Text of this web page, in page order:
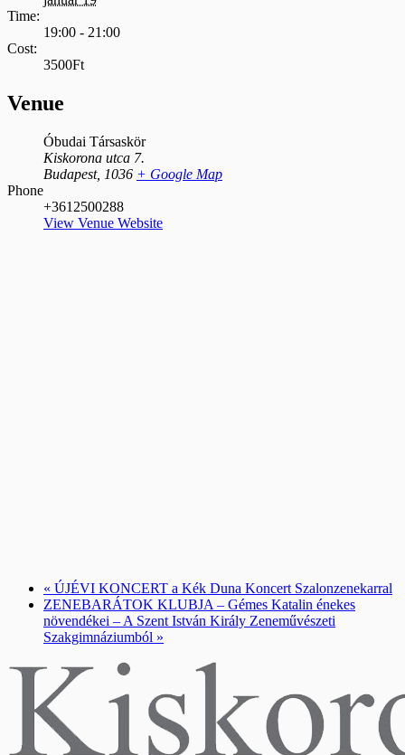
Time:
19:00 - 21:00
Cost:
3500Ft
Venue
Óbudai Társaskör
Kiskorona utca 7.
Budapest, 1036 + Google Map
Phone
+3612500288
View Venue Website
« ÚJÉVI KONCERT a Kék Duna Koncert Szalonzenekarral
ZENEBARÁTOK KLUBJA – Gémes Katalin énekes
növendékei – A Szent István Király Zeneművészeti
Szakgimnáziumból »